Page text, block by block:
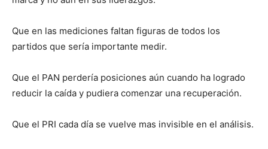
Que en las mediciones faltan figuras de todos los
partidos que sería importante medir.
Que el PAN perdería posiciones aún cuando ha logrado
reducir la caída y pudiera comenzar una recuperación.
Que el PRI cada día se vuelve mas invisible en el análisis.